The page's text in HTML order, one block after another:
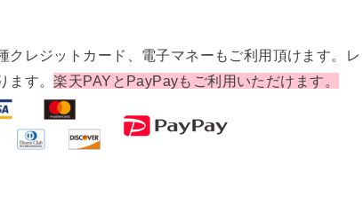
クレジットカード、電子マネーもご利用頂けます。レ
ます。楽天PAYとPayPayもご利用いただけます。